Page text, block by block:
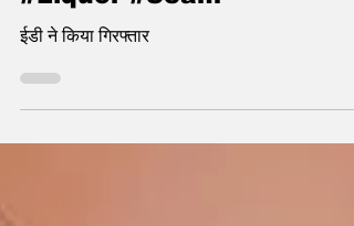
केजरीवाल आए घोटाले की ज़द में -
पूरा सच, क्या हुआ है अब तक #Delhi
#Liquor #Scam